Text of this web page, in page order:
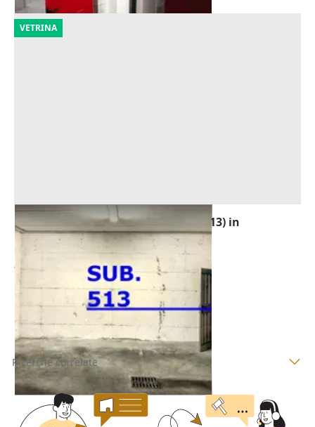
VETRINA
Asta Cantinetta sottostrada (sub 513) in
condominio
Roma (Roma)
Offerta minima
4.608 €
16/10/2026
Ricerche correlate